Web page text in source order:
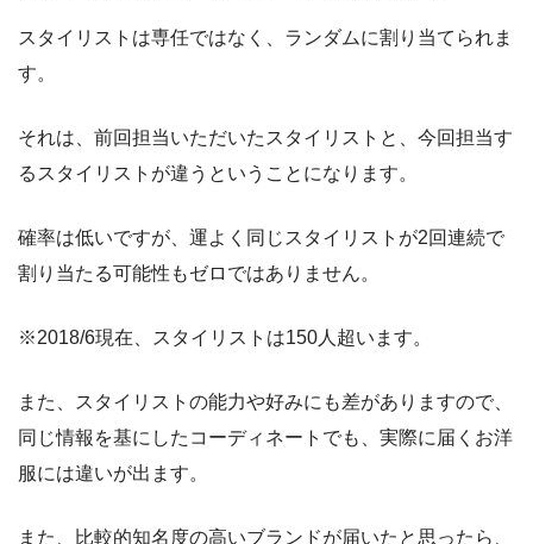
スタイリストは専任ではなく、ランダムに割り当てられま
す。
それは、前回担当いただいたスタイリストと、今回担当す
るスタイリストが違うということになります。
確率は低いですが、運よく同じスタイリストが2回連続で
割り当たる可能性もゼロではありません。
※2018/6現在、スタイリストは150人超います。
また、スタイリストの能力や好みにも差がありますので、
同じ情報を基にしたコーディネートでも、実際に届くお洋
服には違いが出ます。
また、比較的知名度の高いブランドが届いたと思ったら、